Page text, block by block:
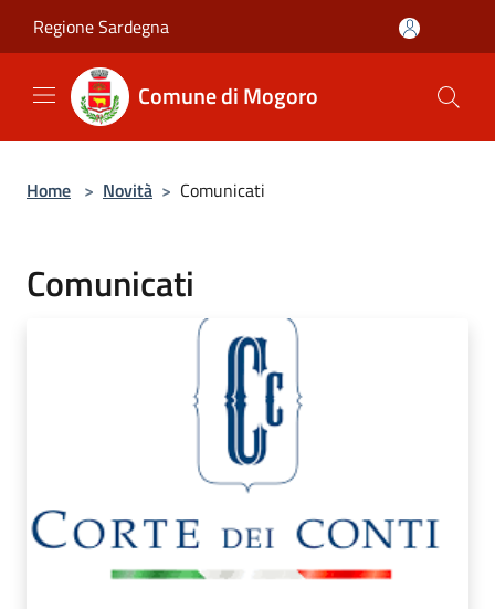
Regione Sardegna
Comune di Mogoro
Home > Novità > Comunicati
Comunicati